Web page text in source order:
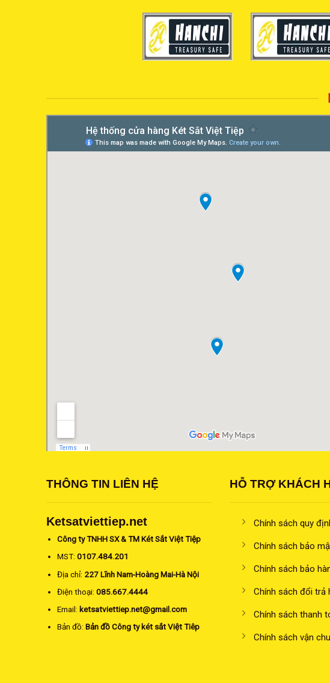
THÔNG TIN LIÊN HỆ
Ketsatviettiep.net
Công ty TNHH SX & TM Két Sắt Việt Tiệp
MST: 0107.484.201
Địa chỉ: 227 Lĩnh Nam-Hoàng Mai-Hà Nội
Điện thoại: 085.667.4444
Email: ketsatviettiep.net@gmail.com
Bản đồ: Bản đồ Công ty két sắt Việt Tiêp
HỖ TRỢ KHÁCH
Chính sách quy
Chính sách bảo
Chính sách bảo
Chính sách đổi trả
Chính sách thanh
Chính sách vận